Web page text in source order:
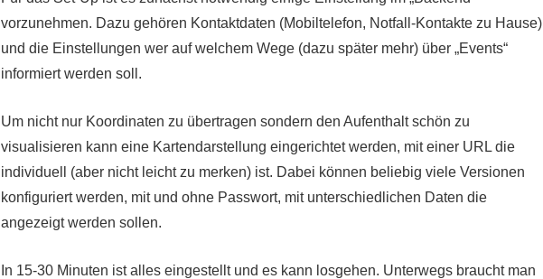
vorzunehmen. Dazu gehören Kontaktdaten (Mobiltelefon, Notfall-Kontakte zu Hause)
und die Einstellungen wer auf welchem Wege (dazu später mehr) über „Events“
informiert werden soll.
Um nicht nur Koordinaten zu übertragen sondern den Aufenthalt schön zu
visualisieren kann eine Kartendarstellung eingerichtet werden, mit einer URL die
individuell (aber nicht leicht zu merken) ist. Dabei können beliebig viele Versionen
konfiguriert werden, mit und ohne Passwort, mit unterschiedlichen Daten die
angezeigt werden sollen.
In 15-30 Minuten ist alles eingestellt und es kann losgehen. Unterwegs braucht man